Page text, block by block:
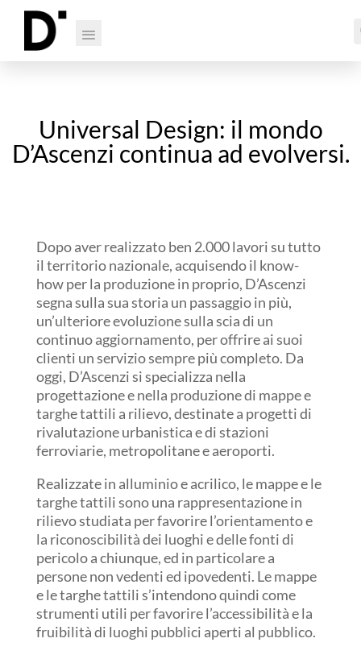
Universal Design: il mondo
D’Ascenzi continua ad evolversi.
Dopo aver realizzato ben 2.000 lavori su tutto
il territorio nazionale, acquisendo il know-
how per la produzione in proprio, D’Ascenzi
segna sulla sua storia un passaggio in più,
un’ulteriore evoluzione sulla scia di un
continuo aggiornamento, per offrire ai suoi
clienti un servizio sempre più completo. Da
oggi, D’Ascenzi si specializza nella
progettazione e nella produzione di mappe e
targhe tattili a rilievo, destinate a progetti di
rivalutazione urbanistica e di stazioni
ferroviarie, metropolitane e aeroporti.
Realizzate in alluminio e acrilico, le mappe e le
targhe tattili sono una rappresentazione in
rilievo studiata per favorire l’orientamento e
la riconoscibilità dei luoghi e delle fonti di
pericolo a chiunque, ed in particolare a
persone non vedenti ed ipovedenti. Le mappe
e le targhe tattili s’intendono quindi come
strumenti utili per favorire l’accessibilità e la
fruibilità di luoghi pubblici aperti al pubblico.